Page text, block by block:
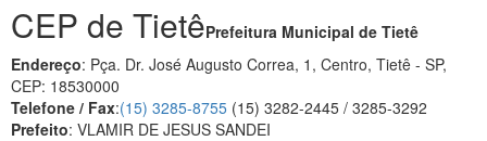
CEP de TietêPrefeitura Municipal de Tietê
Endereço: Pça. Dr. José Augusto Correa, 1, Centro, Tietê - SP,
CEP: 18530000
Telefone / Fax:(15) 3285-8755 (15) 3282-2445 / 3285-3292
Prefeito: VLAMIR DE JESUS SANDEI